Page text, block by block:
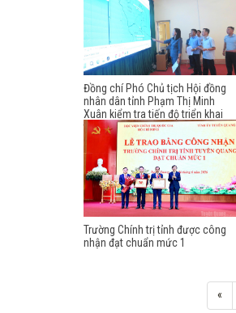
Đồng chí Phó Chủ tịch Hội đồng
nhân dân tỉnh Phạm Thị Minh
Xuân kiểm tra tiến độ triển khai
thực hiện việc sắp xếp thôn tại xã
Liên Hiệp
Trường Chính trị tỉnh được công
nhận đạt chuẩn mức 1
«